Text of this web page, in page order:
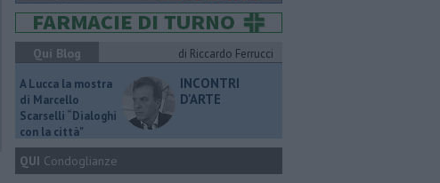
Qui Blog
di Riccardo Ferrucci
A Lucca la mostra
di Marcello
Scarselli “Dialoghi
con la città"
INCONTRI
D'ARTE
QUI Condoglianze